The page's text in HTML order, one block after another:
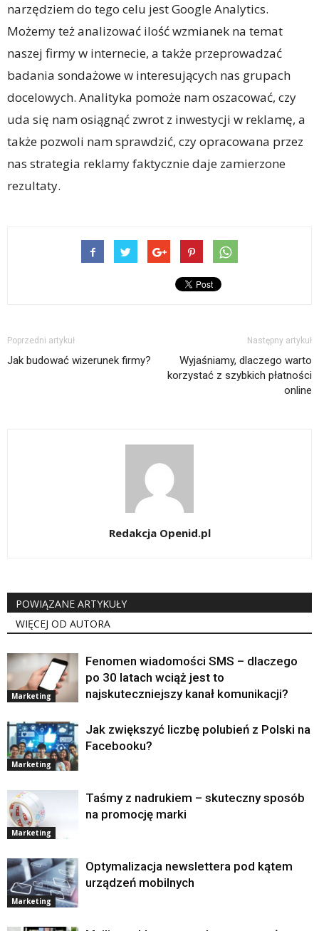
narzędziem do tego celu jest Google Analytics.
Możemy też analizować ilość wzmianek na temat
naszej firmy w internecie, a także przeprowadzać
badania sondażowe w interesujących nas grupach
docelowych. Analityka pomoże nam oszacować, czy
uda się nam osiągnąć zwrot z inwestycji w reklamę, a
także pozwoli nam sprawdzić, czy opracowana przez
nas strategia reklamy faktycznie daje zamierzone
rezultaty.
Poprzedni artykuł
Jak budować wizerunek firmy?
Następny artykuł
Wyjaśniamy, dlaczego warto
korzystać z szybkich płatności
online
Redakcja Openid.pl
POWIĄZANE ARTYKUŁY
WIĘCEJ OD AUTORA
Marketing
Fenomen wiadomości SMS – dlaczego
po 30 latach wciąż jest to
najskuteczniejszy kanał komunikacji?
Marketing
Jak zwiększyć liczbę polubień z Polski na
Facebooku?
Marketing
Taśmy z nadrukiem – skuteczny sposób
na promocję marki
Marketing
Optymalizacja newslettera pod kątem
urządzeń mobilnych